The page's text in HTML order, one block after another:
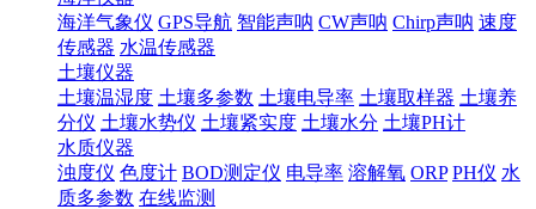
海洋气象仪 GPS导航 智能声呐 CW声呐 Chirp声呐 速度
传感器 水温传感器
土壤仪器
土壤温湿度 土壤多参数 土壤电导率 土壤取样器 土壤养
分仪 土壤水势仪 土壤紧实度 土壤水分 土壤PH计
水质仪器
浊度仪 色度计 BOD测定仪 电导率 溶解氧 ORP PH仪 水
质多参数 在线监测